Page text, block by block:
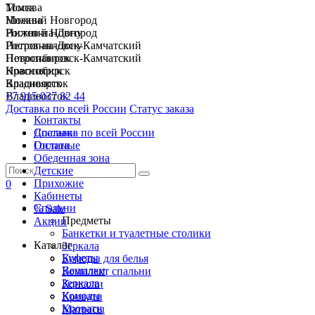
Москва
Нижний Новгород
Ростов-на-Дону
Петропавловск-Камчатский
Новосибирск
Красноярск
Владивосток
+7 915 037 82 44
Доставка по всей России Статус заказа
Спальни
Гостиные
Обеденная зона
Детские
Прихожие
Кабинеты
% Sale
Акции
Каталог
Буфеты
Вешалки
Зеркала
Комоды
Кровати
Томск
Москва
Нижний Новгород
Ростов-на-Дону
Петропавловск-Камчатский
Новосибирск
Красноярск
Владивосток
Контакты
Доставка по всей России
Оплата
0
Спальни
Предметы
Банкетки и туалетные столики
Зеркала
Комоды для белья
Комплект спальни
Консоли
Кровати
Матрасы